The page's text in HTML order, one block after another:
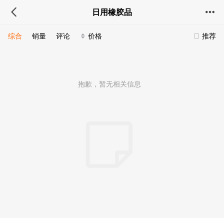
日用橡胶品
推荐
综合 销量 评论 价格
抱歉，暂无相关信息